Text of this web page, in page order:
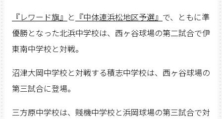
『レワード旗』 と 『中体連浜松地区予選』 で、ともに準
優勝となった北浜中学校は、西ヶ谷球場の第二試合で伊
東南中学校と対戦。
沼津大岡中学校と対戦する積志中学校は、西ヶ谷球場の
第三試合に登場。
三方原中学校は、賤機中学校と浜岡球場の第三試合で対